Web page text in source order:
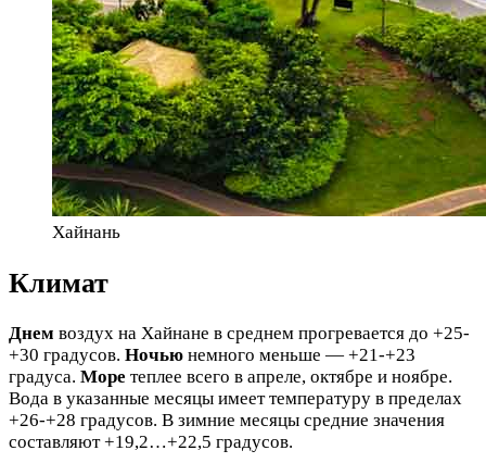
Хайнань
Климат
Днем воздух на Хайнане в среднем прогревается до +25-
+30 градусов. Ночью немного меньше — +21-+23
градуса. Море теплее всего в апреле, октябре и ноябре.
Вода в указанные месяцы имеет температуру в пределах
+26-+28 градусов. В зимние месяцы средние значения
составляют +19,2…+22,5 градусов.